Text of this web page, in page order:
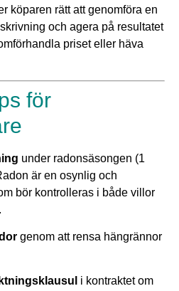
köparen rätt att genomföra en
och agera på resultatet
priset eller häva
för
under radonsäsongen (1
är en osynlig och
bör kontrolleras i både villor
genom att rensa hängrännor
i kontraktet om